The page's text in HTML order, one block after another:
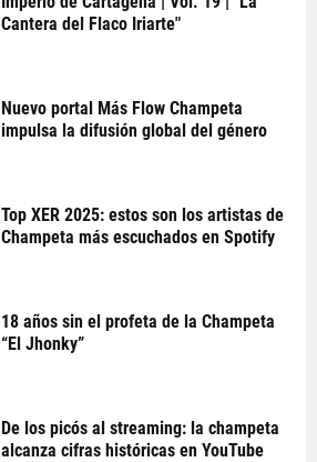
Cantera del Flaco Iriarte"
Nuevo portal Más Flow Champeta
impulsa la difusión global del género
Top XER 2025: estos son los artistas de
Champeta más escuchados en Spotify
18 años sin el profeta de la Champeta
“El Jhonky”
De los picós al streaming: la champeta
alcanza cifras históricas en YouTube